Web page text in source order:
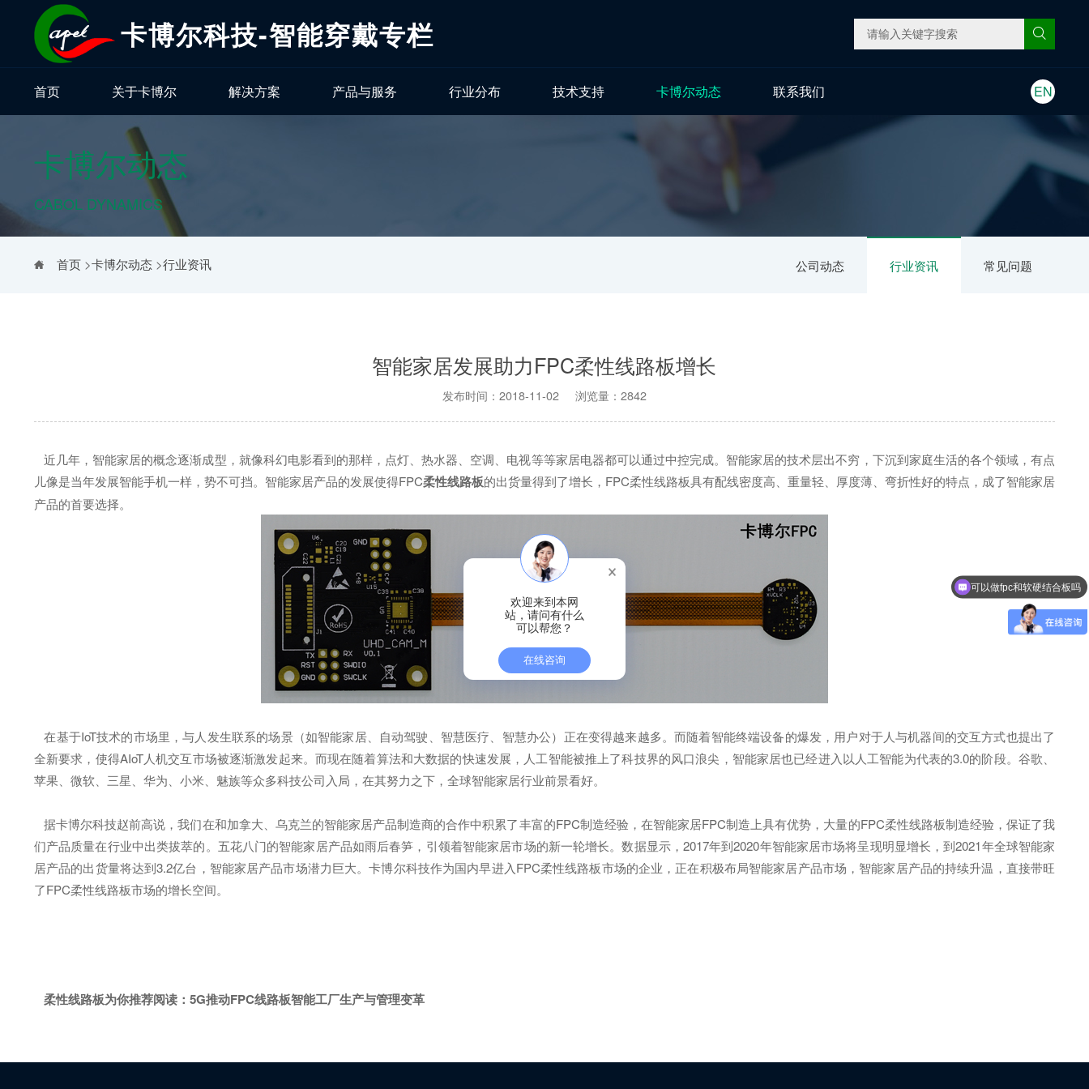
卡博尔科技-智能穿戴专栏
首页 关于卡博尔 解决方案 产品与服务 行业分布 技术支持 卡博尔动态 联系我们 EN
卡博尔动态
CABOL DYNAMICS
公司动态 行业资讯 常见问题
首页>卡博尔动态>行业资讯
智能家居发展助力FPC柔性线路板增长
发布时间：2018-11-02 浏览量：2842
近几年，智能家居的概念逐渐成型，就像科幻电影看到的那样，点灯、热水器、空调、电视等等家居电器都可以通过中控完成。智能家居的技术层出不穷，下沉到家庭生活的各个领域，有点
儿像是当年发展智能手机一样，势不可挡。智能家居产品的发展使得FPC柔性线路板的出货量得到了增长，FPC柔性线路板具有配线密度高、重量轻、厚度薄、弯折性好的特点，成了智能家居
产品的首要选择。
在基于IoT技术的市场里，与人发生联系的场景（如智能家居、自动驾驶、智慧医疗、智慧办公）正在变得越来越多。而随着智能终端设备的爆发，用户对于人与机器间的交互方式也提出了
全新要求，使得AIoT人机交互市场被逐渐激发起来。而现在随着算法和大数据的快速发展，人工智能被推上了科技界的风口浪尖，智能家居也已经进入以人工智能为代表的3.0的阶段。谷歌、
苹果、微软、三星、华为、小米、魅族等众多科技公司入局，在其努力之下，全球智能家居行业前景看好。
据卡博尔科技赵前高说，我们在和加拿大、乌克兰的智能家居产品制造商的合作中积累了丰富的FPC制造经验，在智能家居FPC制造上具有优势，大量的FPC柔性线路板制造经验，保证了我
们产品质量在行业中出类拔萃的。五花八门的智能家居产品如雨后春笋，引领着智能家居市场的新一轮增长。数据显示，2017年到2020年智能家居市场将呈现明显增长，到2021年全球智能家
居产品的出货量将达到3.2亿台，智能家居产品市场潜力巨大。卡博尔科技作为国内早进入FPC柔性线路板市场的企业，正在积极布局智能家居产品市场，智能家居产品的持续升温，直接带旺
了FPC柔性线路板市场的增长空间。
柔性线路板为你推荐阅读： 5G推动FPC线路板智能工厂生产与管理变革
可以做fpc和软硬结合板吗
欢迎来到本网
站，请问有什么
可以帮您？
在线咨询